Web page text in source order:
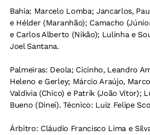
Bahia: Marcelo Lomba; Jancarlos,
e Hélder (Maranhão); Camacho
e Carlos Alberto (Nikão); Lulinha e
Joel Santana.
Palmeiras: Deola; Cicinho, Leandro
Heleno e Gerley; Márcio Araújo,
Valdivia (Chico) e Patrik (João Vítor);
Bueno (Dinei).Técnico: Luiz Felipe
Árbitro: Cláudio Francisco Lima e